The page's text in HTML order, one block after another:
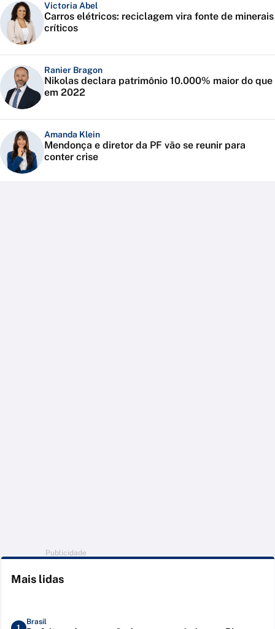
Victoria Abel
Carros elétricos: reciclagem vira fonte de minerais
críticos
Ranier Bragon
Nikolas declara patrimônio 10.000% maior do que
em 2022
Amanda Klein
Mendonça e diretor da PF vão se reunir para
conter crise
Publicidade
Mais lidas
Brasil